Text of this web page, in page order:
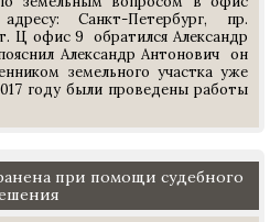
Санкт-Петербург, пр.
Ц офис 9 обратился Александр
Александр Антонович он
земельного участка уже
году были проведены работы
при помощи судебного